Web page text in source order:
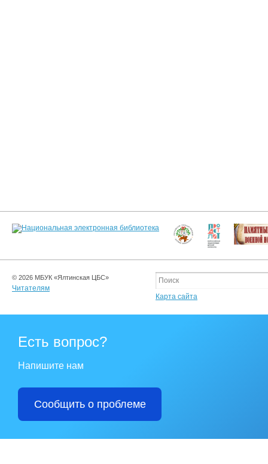
© 2026 МБУК «Ялтинская ЦБС»
Читателям
Карта сайта
Есть вопрос?
Напишите нам
Сообщить о проблеме